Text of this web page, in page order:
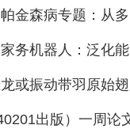
样，但这是该区
找更多这类奇怪的
了大约90颗。它
务机器人：泛化
或振动带羽原始
出版）一周论